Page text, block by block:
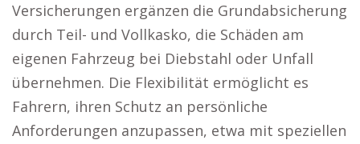
Versicherungen ergänzen die Grundabsicherung
durch Teil- und Vollkasko, die Schäden am
eigenen Fahrzeug bei Diebstahl oder Unfall
übernehmen. Die Flexibilität ermöglicht es
Fahrern, ihren Schutz an persönliche
Anforderungen anzupassen, etwa mit speziellen